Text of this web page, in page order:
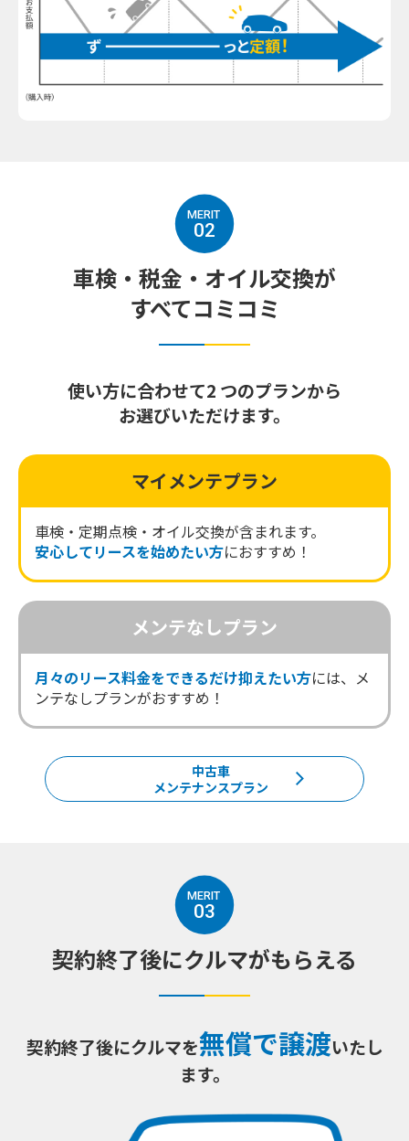
02
車検・税金・オイル交換が
すべてコミコミ
使い方に合わせて2 つのプランから
お選びいただけます。
マイメンテプラン
車検・定期点検・オイル交換が含まれます。
安心してリースを始めたい方におすすめ！
メンテなしプラン
月々のリース料金をできるだけ抑えたい方には、メ
ンテなしプランがおすすめ！
中古車
メンテナンスプラン
03
契約終了後にクルマがもらえる
契約終了後にクルマを無償で譲渡いたし
ます。